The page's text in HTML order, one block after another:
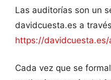
Las auditorías son un
davidcuesta.es a
https://
Cada vez que se